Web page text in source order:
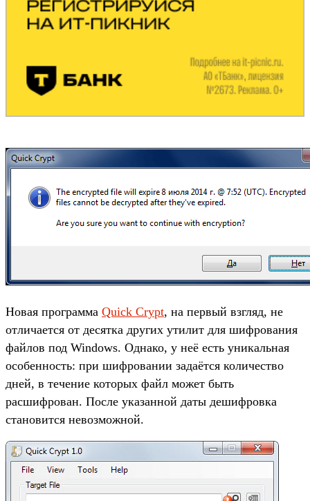
Новая программа Quick Crypt, на первый взгляд, не
отличается от десятка других утилит для шифрования
файлов под Windows. Однако, у неё есть уникальная
особенность: при шифровании задаётся количество
дней, в течение которых файл может быть
расшифрован. После указанной даты дешифровка
становится невозможной.